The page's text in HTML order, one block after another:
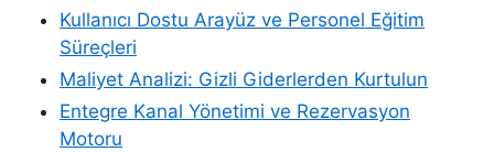
Kullanıcı Dostu Arayüz ve Personel Eğitim
Süreçleri
Maliyet Analizi: Gizli Giderlerden Kurtulun
Entegre Kanal Yönetimi ve Rezervasyon
Motoru